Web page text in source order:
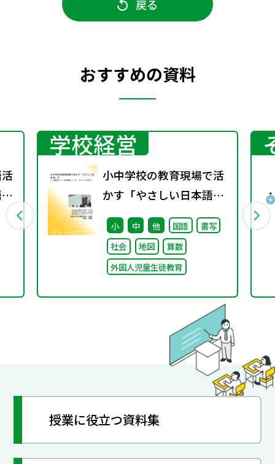
戻る
おすすめの資料
学校経営
小中学校の教育現場で活
かす「やさしい日本語」
③ ～「保護者への（学校
運営としての）やさしい
日本語」～
小 中 他 国語
書写
社会
地図
算数
外国人児童生徒教育
授業に役立つ資料集